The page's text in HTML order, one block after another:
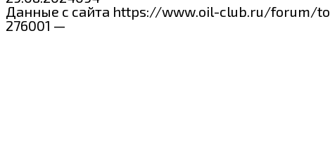
Данные с сайта https://www.oil-club.ru/forum/
276001 —